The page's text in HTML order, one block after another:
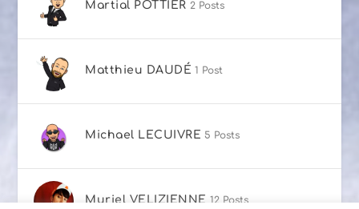
Martial POTTIER 2 Posts
Matthieu DAUDÉ 1 Post
Michael LECUIVRE 5 Posts
Muriel VELIZIENNE 12 Posts